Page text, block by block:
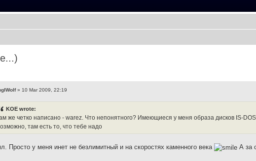
» 10 Mar 2009, 22:19
KOE wrote:
же четко написано - warez. Что непонятного? Имеющиеся у меня образа дисков IS-
там есть то, что тебе надо
Просто у меня инет не безлимитный и на скоростях каменного века А за